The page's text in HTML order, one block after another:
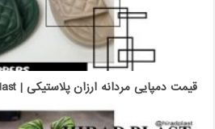
قیمت دمپایی مردانه ارزان پلاستیکی | HiradPlast